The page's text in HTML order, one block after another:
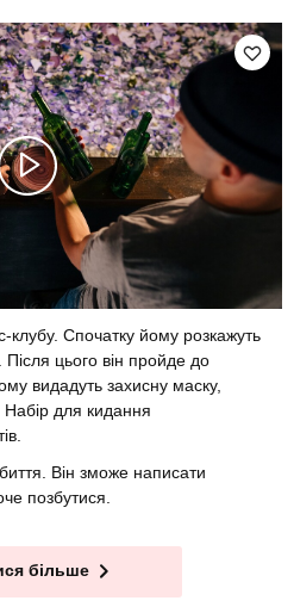
клубу. Спочатку йому розкажуть
цього він пройде до
видадуть захисну маску,
для кидання
Він зможе написати
позбутися.
більше